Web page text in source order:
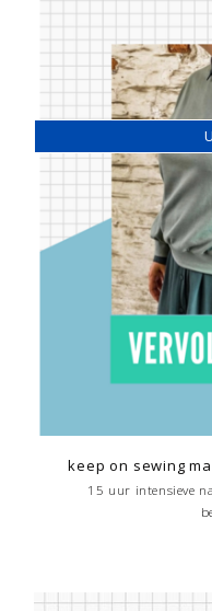
keep on sewing
15 uur intensieve